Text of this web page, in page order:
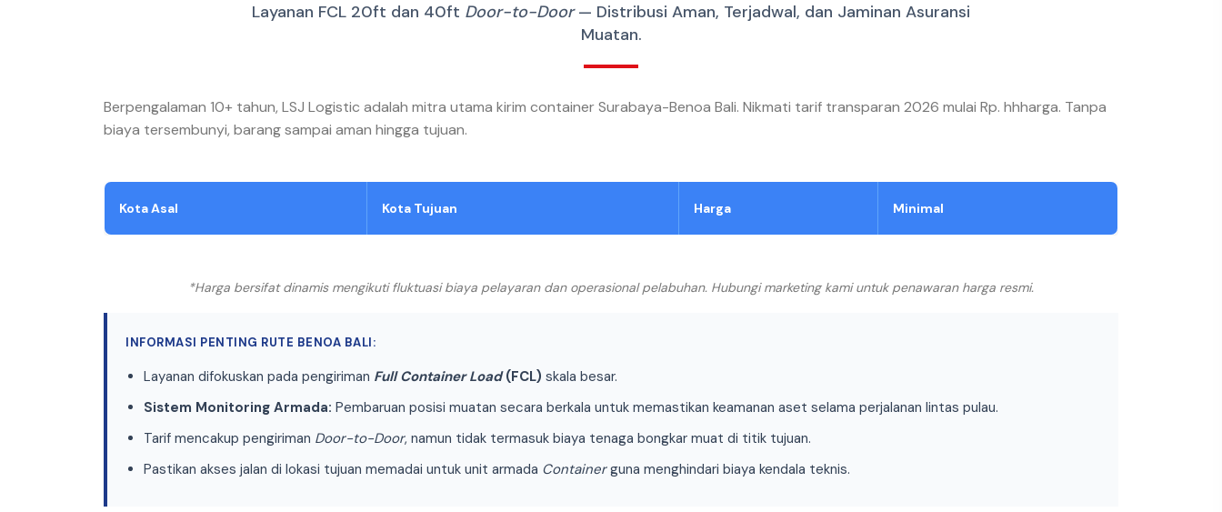
Layanan FCL 20ft dan 40ft Door-to-Door— Distribusi Aman, Terjadwal, dan Jaminan Asuransi
Muatan.
Berpengalaman 10+ tahun, LSJ Logistic adalah mitra utama kirim container Surabaya-Benoa Bali. Nikmati tarif transparan 2026 mulai Rp. hhharga. Tanpa
biaya tersembunyi, barang sampai aman hingga tujuan.
Kota Asal Kota Tujuan Harga Minimal
*Harga bersifat dinamis mengikuti fluktuasi biaya pelayaran dan operasional pelabuhan. Hubungi marketing kami untuk penawaran harga resmi.
INFORMASI PENTING RUTE BENOA BALI:
Layanan difokuskan pada pengiriman Full Container Load(FCL) skala besar.
Sistem Monitoring Armada: Pembaruan posisi muatan secara berkala untuk memastikan keamanan aset selama perjalanan lintas pulau.
Tarif mencakup pengiriman Door-to-Door, namun tidak termasuk biaya tenaga bongkar muat di titik tujuan.
Pastikan akses jalan di lokasi tujuan memadai untuk unit armada Containerguna menghindari biaya kendala teknis.